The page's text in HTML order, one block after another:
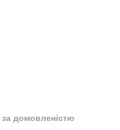
за домовленістю